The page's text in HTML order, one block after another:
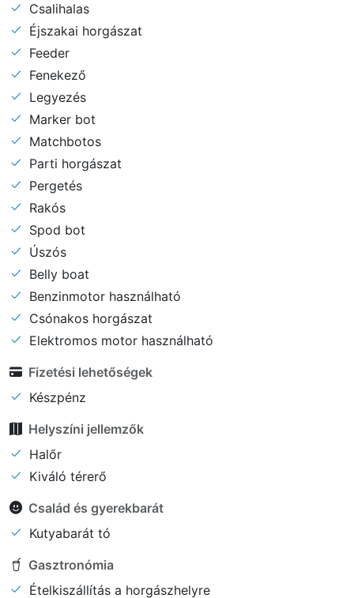
Csalihalas
Éjszakai horgászat
Feeder
Fenekező
Legyezés
Marker bot
Matchbotos
Parti horgászat
Pergetés
Rakós
Spod bot
Úszós
Belly boat
Benzinmotor használható
Csónakos horgászat
Elektromos motor használható
Fizetési lehetőségek
Készpénz
Helyszíni jellemzők
Halőr
Kiváló térerő
Család és gyerekbarát
Kutyabarát tó
Gasztronómia
Ételkiszállítás a horgászhelyre